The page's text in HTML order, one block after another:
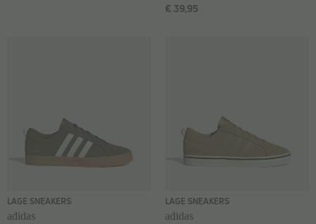
€ 39,95
LAGE SNEAKERS
adidas
LAGE SNEAKERS
adidas